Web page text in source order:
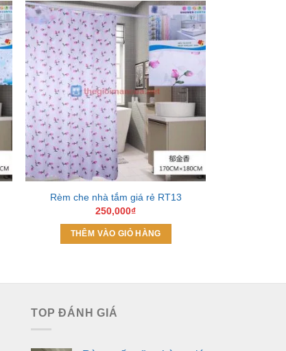
Wishlist
Rèm che nhà tắm giá rẻ RT13
250,000₫
THÊM VÀO GIỎ HÀNG
TOP ĐÁNH GIÁ